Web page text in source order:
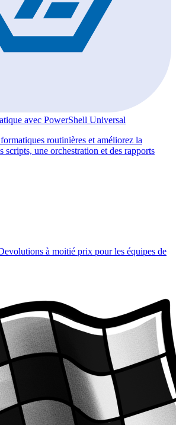
avec PowerShell Universal
routinières et améliorez la
scripts, une orchestration et des rapports
à moitié prix pour les équipes de